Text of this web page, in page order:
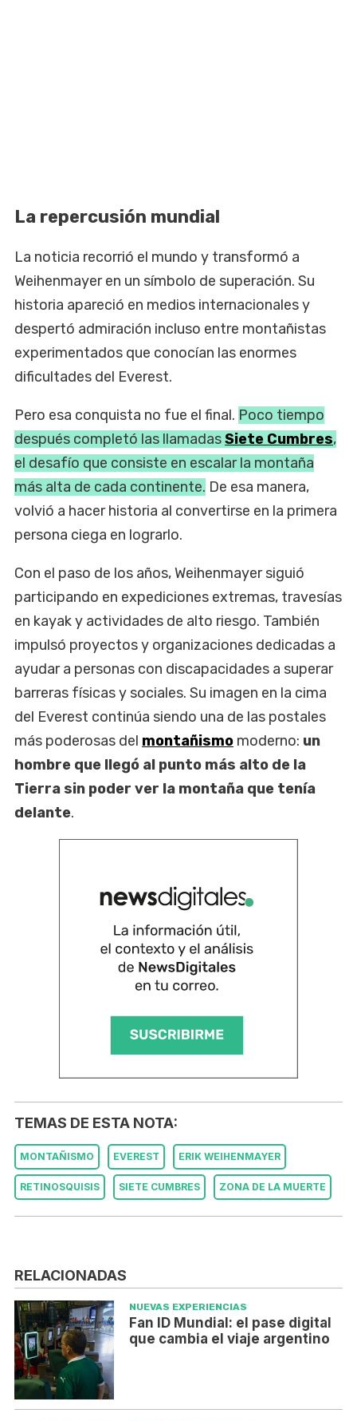
La repercusión mundial
La noticia recorrió el mundo y transformó a
Weihenmayer en un símbolo de superación. Su
historia apareció en medios internacionales y
despertó admiración incluso entre montañistas
experimentados que conocían las enormes
dificultades del Everest.
Pero esa conquista no fue el final. Poco tiempo
después completó las llamadasSiete Cumbres,
el desafío que consiste en escalar la montaña
más alta de cada continente. De esa manera,
volvió a hacer historia al convertirse en la primera
persona ciega en lograrlo.
Con el paso de los años, Weihenmayer siguió
participando en expediciones extremas, travesías
en kayak y actividades de alto riesgo. También
impulsó proyectos y organizaciones dedicadas a
ayudar a personas con discapacidades a superar
barreras físicas y sociales. Su imagen en la cima
del Everest continúa siendo una de las postales
más poderosas del montañismo moderno: un
hombre que llegó al punto más alto de la
Tierra sin poder ver la montaña que tenía
delante.
TEMAS DE ESTA NOTA:
MONTAÑISMO EVEREST ERIK WEIHENMAYER
RETINOSQUISIS SIETE CUMBRES ZONA DE LA MUERTE
RELACIONADAS
NUEVAS EXPERIENCIAS
Fan ID Mundial: el pase digital
que cambia el viaje argentino